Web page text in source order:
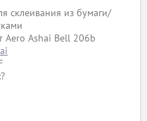
склеивания из бумаги/
Aero Ashai Bell 206b